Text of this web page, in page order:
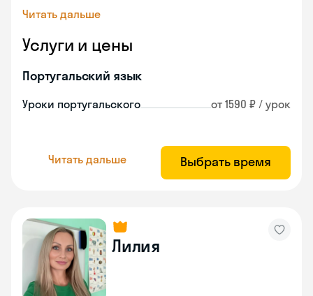
Читать дальше
Услуги и цены
Португальский язык
Уроки португальского от 1590 ₽ / урок
Читать дальше Выбрать время
Лилия